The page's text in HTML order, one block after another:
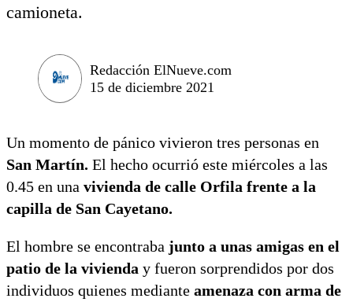
camioneta.
Redacción ElNueve.com
15 de diciembre 2021
Un momento de pánico vivieron tres personas en
San Martín. El hecho ocurrió este miércoles a las
0.45 en una vivienda de calle Orfila frente a la
capilla de San Cayetano.
El hombre se encontraba junto a unas amigas en el
patio de la vivienda y fueron sorprendidos por dos
individuos quienes mediante amenaza con arma de